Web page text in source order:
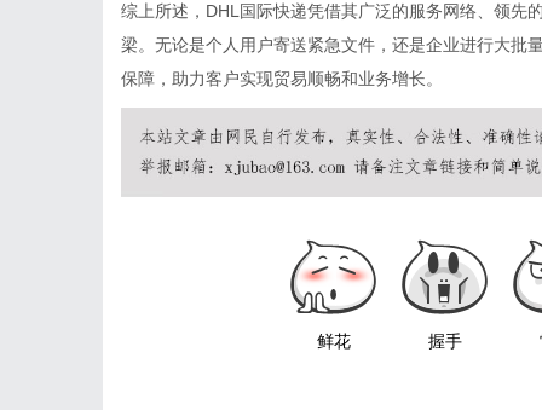
综上所述，DHL国际快递凭借其广泛的服务网络、领先
梁。无论是个人用户寄送紧急文件，还是企业进行大批
保障，助力客户实现贸易顺畅和业务增长。
鲜花 握手